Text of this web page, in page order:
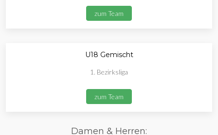
zum Team
U18 Gemischt
1. Bezirksliga
zum Team
Damen & Herren: